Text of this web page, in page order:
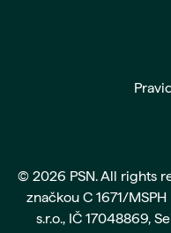
© 2026 PSN. All rights
značkou C 1671/
s.r.o., IČ 17048869,